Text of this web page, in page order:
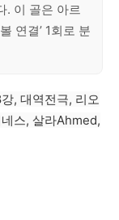
. 이 골은 아르
연결’ 1회로 분
, 대역전극, 리오
스, 살라Ahmed,